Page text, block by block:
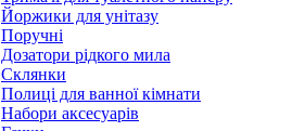
Йоржики для унітазу
Поручні
Дозатори рідкого мила
Склянки
Полиці для ванної кімнати
Набори аксесуарів